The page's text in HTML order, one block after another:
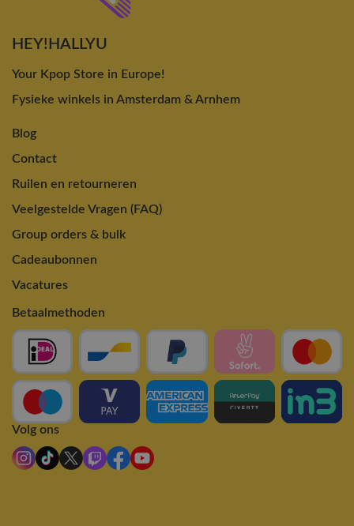
HEY!HALLYU
Your Kpop Store in Europe!
Fysieke winkels in Amsterdam & Arnhem
Blog
Contact
Ruilen en retourneren
Veelgestelde Vragen (FAQ)
Group orders & bulk
Cadeaubonnen
Vacatures
Betaalmethoden
Volg ons